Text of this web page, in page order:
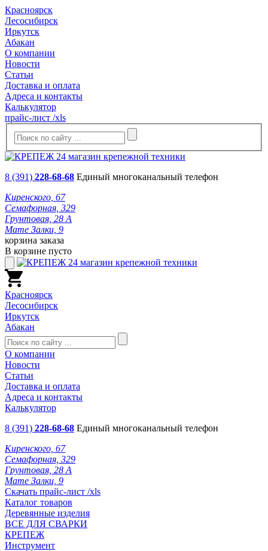
Красноярск
Лесосибирск
Иркутск
Абакан
О компании
Новости
Статьи
Доставка и оплата
Адреса и контакты
Калькулятор
прайс-лист /xls
8 (391) 228-68-68 Единый многоканальный телефон
Киренского, 67
Семафорная, 329
Грунтовая, 28 А
Мате Залки, 9
корзина заказа
В корзине пусто
Красноярск
Лесосибирск
Иркутск
Абакан
О компании
Новости
Статьи
Доставка и оплата
Адреса и контакты
Калькулятор
8 (391) 228-68-68 Единый многоканальный телефон
Киренского, 67
Семафорная, 329
Грунтовая, 28 А
Мате Залки, 9
Скачать прайс-лист /xls
Каталог товаров
Деревянные изделия
ВСЕ ДЛЯ СВАРКИ
КРЕПЕЖ
Инструмент